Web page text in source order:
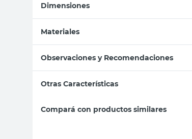
Dimensiones
Materiales
Observaciones y Recomendaciones
Otras Características
Compará con productos similares